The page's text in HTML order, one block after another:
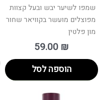
שמפו לשיער יבש ובעל קצוות
מפוצלים מועשר בקוויאר שחור
מון פלטין
59.00 ₪
הוספה לסל